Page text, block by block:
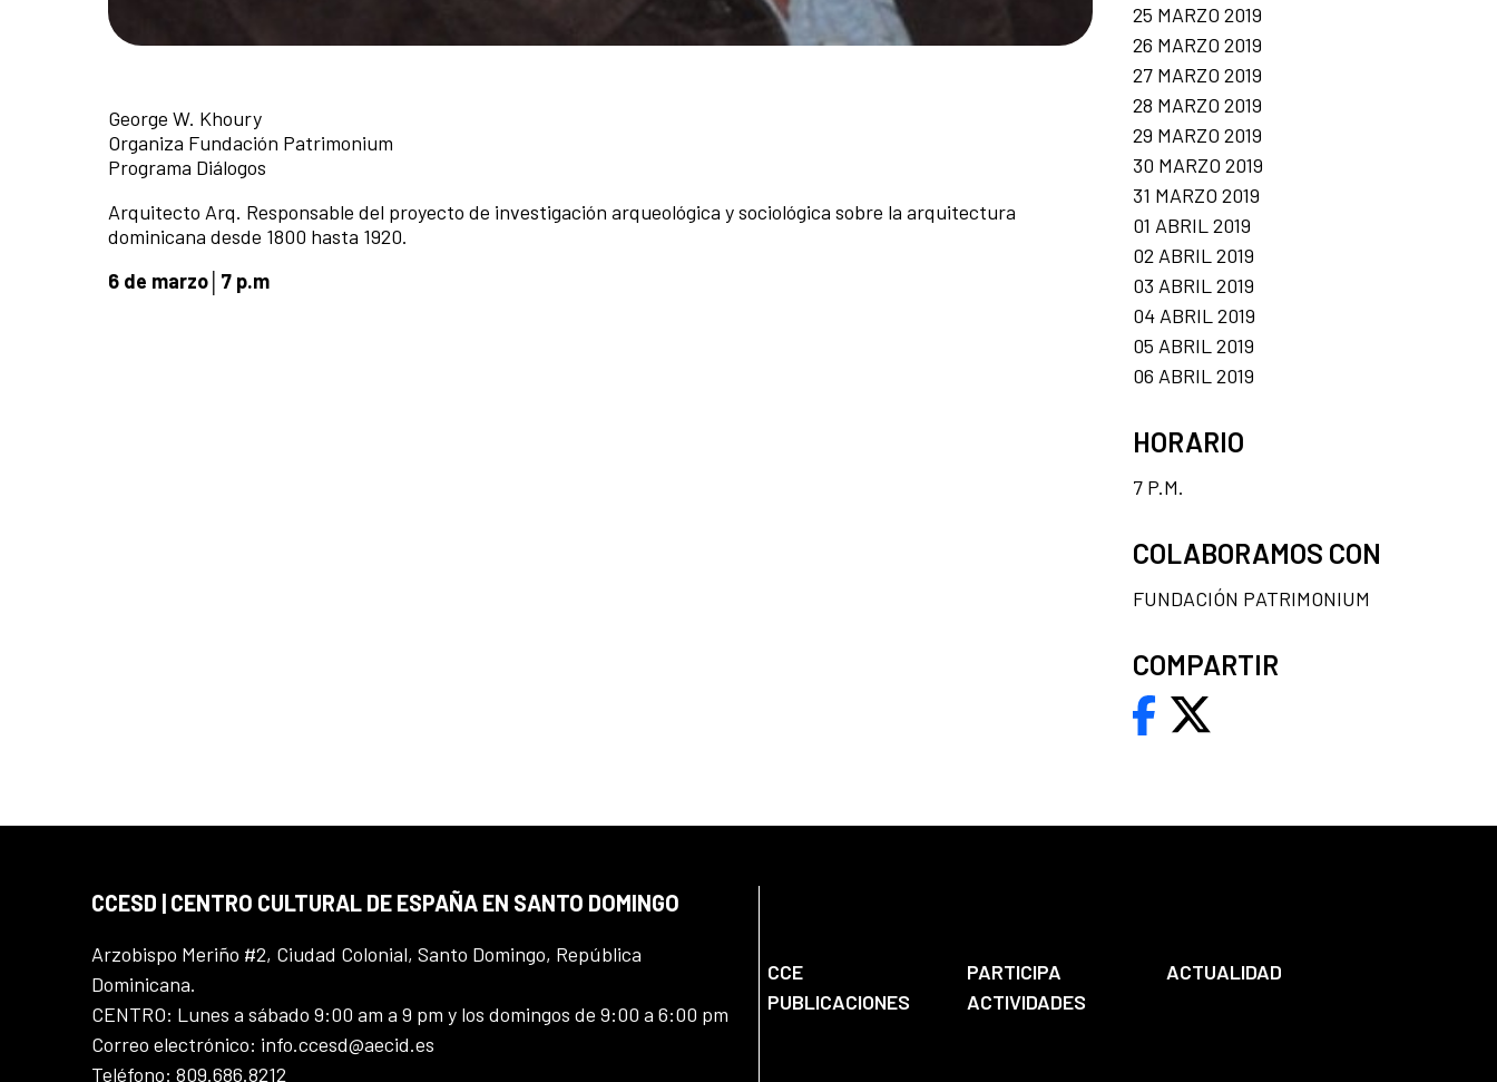
George W. Khoury
Organiza Fundación Patrimonium
Programa Diálogos
Arquitecto Arq. Responsable del proyecto de investigación arqueológica y sociológica sobre la arquitectura
dominicana desde 1800 hasta 1920.
6 de marzo│7 p.m
25 MARZO 2019
26 MARZO 2019
27 MARZO 2019
28 MARZO 2019
29 MARZO 2019
30 MARZO 2019
31 MARZO 2019
01 ABRIL 2019
02 ABRIL 2019
03 ABRIL 2019
04 ABRIL 2019
05 ABRIL 2019
06 ABRIL 2019
HORARIO
7 P.M.
COLABORAMOS CON
FUNDACIÓN PATRIMONIUM
COMPARTIR
CCESD | CENTRO CULTURAL DE ESPAÑA EN SANTO DOMINGO
Arzobispo Meriño #2, Ciudad Colonial, Santo Domingo, República
Dominicana.
CENTRO: Lunes a sábado 9:00 am a 9 pm y los domingos de 9:00 a 6:00 pm
Correo electrónico: info.ccesd@aecid.es
Teléfono: 809.686.8212
CCE PARTICIPA
ACTUALIDAD
PUBLICACIONES
ACTIVIDADES